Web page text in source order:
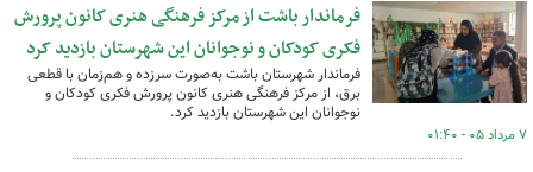
فرماندار باشت از مرکز فرهنگی هنری کانون پرورش
فکری کودکان و نوجوانان این شهرستان بازدید کرد
فرماندار شهرستان باشت به‌صورت سرزده و هم‌زمان با قطعی
برق، از مرکز فرهنگی هنری کانون پرورش فکری کودکان و
نوجوانان این شهرستان بازدید کرد.
۷ مرداد ۰۵ - ۰۱:۴۰